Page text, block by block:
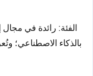
الفئة: رائدة في مجال
بالذكاء الاصطناعي؛